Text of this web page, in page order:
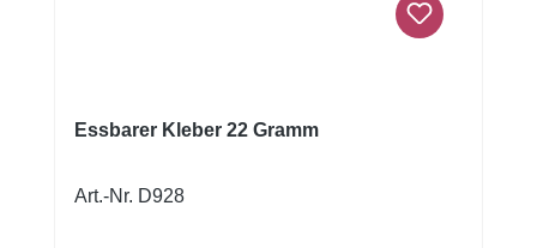
Essbarer Kleber 22 Gramm
Art.-Nr. D928